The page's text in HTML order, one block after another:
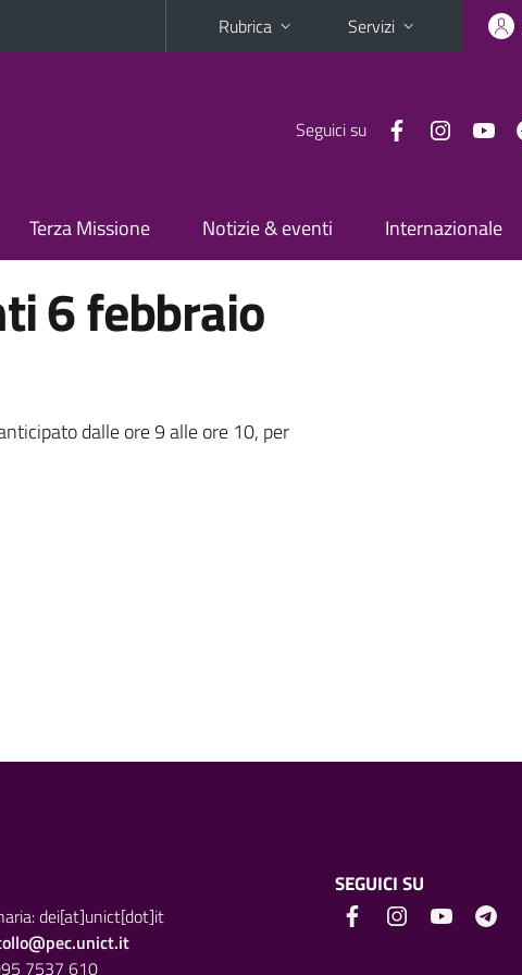
Rubrica Servizi
Seguici su
Terza Missione Notizie & eventi Internazionale
6 febbraio
dalle ore 9 alle ore 10, per
dei[at]unict[dot]it
7537 610
SEGUICI SU